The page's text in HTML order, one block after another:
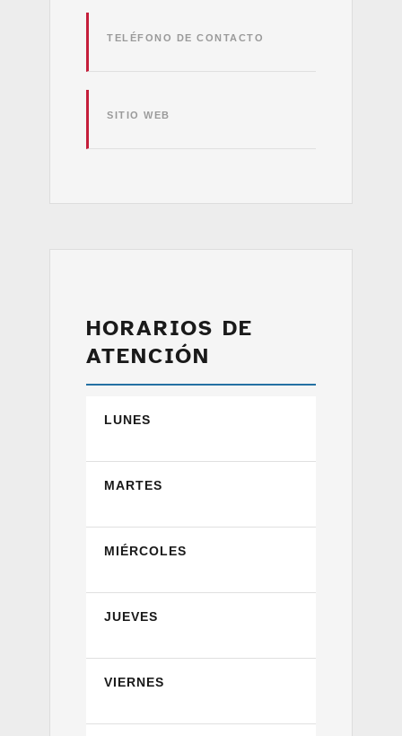
TELÉFONO DE CONTACTO
SITIO WEB
HORARIOS DE
ATENCIÓN
LUNES
MARTES
MIÉRCOLES
JUEVES
VIERNES